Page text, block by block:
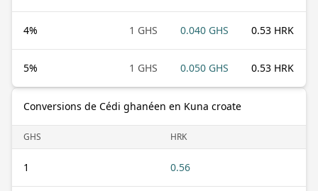
4% 1 GHS 0.040 GHS 0.53 HRK
5% 1 GHS 0.050 GHS 0.53 HRK
Conversions de Cédi ghanéen en Kuna croate
GHS HRK
1 0.56